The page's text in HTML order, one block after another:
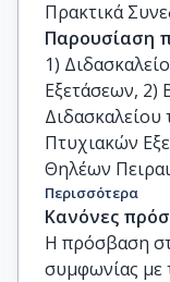
Πρακτικά
Παρουσίαση
1)
Εξετάσεων, 2)
Πτυχιακών
Θηλέων
Περισσότερα
Κανόνες
Η πρόσβαση
συμφωνίας με